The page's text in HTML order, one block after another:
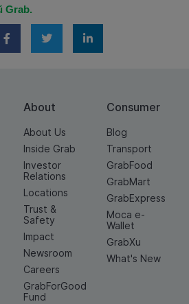
Grab.
About
About Us
Inside Grab
Investor
Relations
Locations
Trust &
Safety
Impact
Newsroom
Careers
GrabForGood
Fund
Consumer
Blog
Transport
GrabFood
GrabMart
GrabExpress
Moca e-
Wallet
GrabXu
What's New